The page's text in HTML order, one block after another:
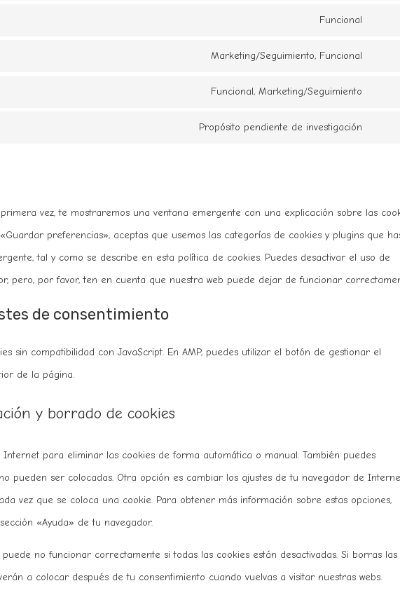
Funcional
Marketing/Seguimiento, Funcional
Funcional, Marketing/Seguimiento
Propósito pendiente de investigación
vez, te mostraremos una ventana emergente con una explicación sobre las
preferencias», aceptas que usemos las categorías de cookies y plugins que
tal y como se describe en esta política de cookies. Puedes desactivar el uso de
pero, por favor, ten en cuenta que nuestra web puede dejar de funcionar
de consentimiento
sin compatibilidad con JavaScript. En AMP, puedes utilizar el botón de gestionar el
de la página.
y borrado de cookies
para eliminar las cookies de forma automática o manual. También puedes
pueden ser colocadas. Otra opción es cambiar los ajustes de tu navegador de
vez que se coloca una cookie. Para obtener más información sobre estas opciones,
«Ayuda» de tu navegador.
no funcionar correctamente si todas las cookies están desactivadas. Si borras las
a colocar después de tu consentimiento cuando vuelvas a visitar nuestras webs.